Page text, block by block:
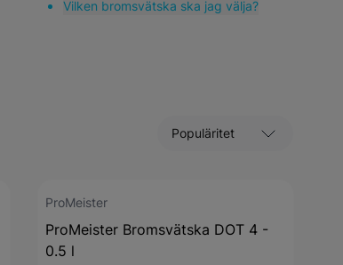
Vilken bromsvätska ska jag välja?
Sortera efter
ProMeister
ProMeister Bromsvätska DOT 4 -
0.5 l